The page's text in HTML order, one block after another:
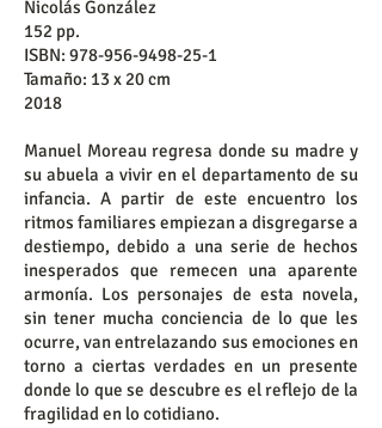
Nicolás González
152 pp.
ISBN: 978-956-9498-25-1
Tamaño: 13 x 20 cm
2018
Manuel Moreau regresa donde su madre y
su abuela a vivir en el departamento de su
infancia. A partir de este encuentro los
ritmos familiares empiezan a disgregarse a
destiempo, debido a una serie de hechos
inesperados que remecen una aparente
armonía. Los personajes de esta novela,
sin tener mucha conciencia de lo que les
ocurre, van entrelazando sus emociones en
torno a ciertas verdades en un presente
donde lo que se descubre es el reflejo de la
fragilidad en lo cotidiano.